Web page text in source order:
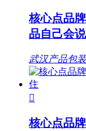
核心点品
品自己会
武汉产品包

核心点品